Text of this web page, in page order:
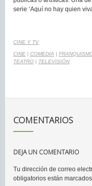
serie ‘Aquí no hay quien
CINE Y TV
CINE | COMEDIA |
TEATRO | TELEVISIÓN
COMENTARIOS
DEJA UN COMENTARIO
Tu dirección de correo
obligatorios están